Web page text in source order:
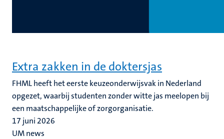
Extra zakken in de doktersjas
FHML heeft het eerste keuzeonderwijsvak in Nederland
opgezet, waarbij studenten zonder witte jas meelopen bij
een maatschappelijke of zorgorganisatie.
17 juni 2026
UM news